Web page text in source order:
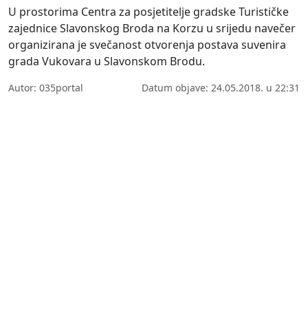
U prostorima Centra za posjetitelje gradske Turističke
zajednice Slavonskog Broda na Korzu u srijedu navečer
organizirana je svečanost otvorenja postava suvenira
grada Vukovara u Slavonskom Brodu.
Autor: 035portal Datum objave: 24.05.2018. u 22:31